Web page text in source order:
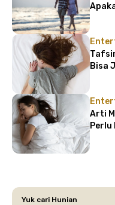
Bisa
Arti
Yuk cari Hunian